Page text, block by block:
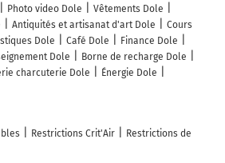
Photo video Dole
Vêtements Dole
Antiquités et artisanat d'art Dole
Cours
Dole
Café Dole
Finance Dole
Dole
Borne de recharge Dole
charcuterie Dole
Énergie Dole
Restrictions Crit'Air
Restrictions de